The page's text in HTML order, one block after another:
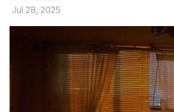
Jul 28, 2025